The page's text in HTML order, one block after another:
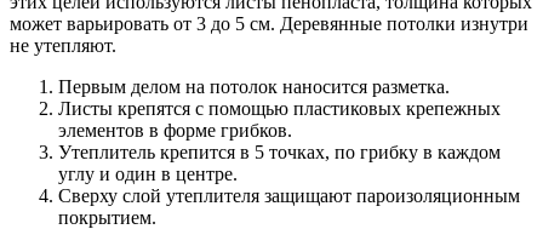
может варьировать от 3 до 5 см. Деревянные потолки изнутри
не утепляют.
Первым делом на потолок наносится разметка.
Листы крепятся с помощью пластиковых крепежных
элементов в форме грибков.
Утеплитель крепится в 5 точках, по грибку в каждом
углу и один в центре.
Сверху слой утеплителя защищают пароизоляционным
покрытием.